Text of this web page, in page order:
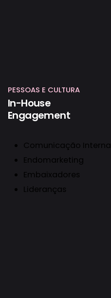
PESSOAS E CULTURA
In-House
Engagement
Comunicação Interna
Endomarketing
Embaixadores
Lideranças